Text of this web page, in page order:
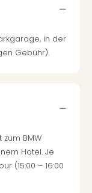
in der
Gebühr).
BMW
Hotel. Je
(15:00 – 16:00